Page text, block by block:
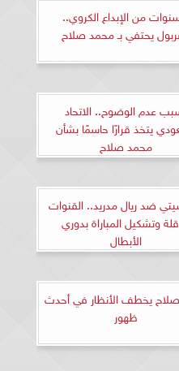
سنوات من الإبداع الكروي..
يحتفي بـ محمد صلاح
عدم الوضوح.. الاتحاد
يتخذ قرارًا حاسمًا بشأن
محمد صلاح
ضد ريال مدريد.. القنوات
وتشكيل المباراة بدوري
الأبطال
يخطف الأنظار في أحدث
ظهور